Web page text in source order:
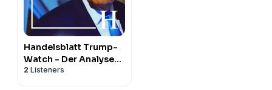
Handelsblatt Trump-
Watch - Der Analyse-
Podcast zur zweiten
2 Listeners